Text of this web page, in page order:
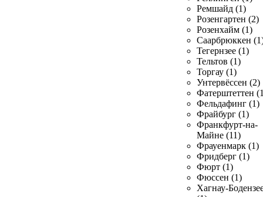
Ремшайд (1)
Розенгартен (2)
Розенхайм (1)
Саарбрюккен
Тегернзее (1)
Тельтов (1)
Торгау (1)
Унтервёссен (2)
Фатерштеттен
Фельдафинг (1)
Фрайбург (1)
Франкфурт-на-
Майне (11)
Фрауенмарк (1)
Фридберг (1)
Фюрт (1)
Фюссен (1)
Хагнау-